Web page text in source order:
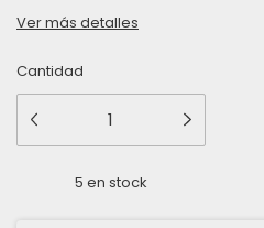
Ver más detalles
Cantidad
5 en stock